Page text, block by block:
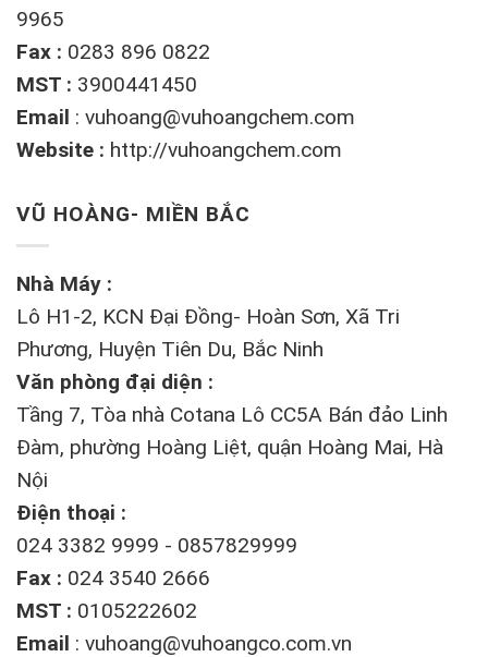
9965
Fax : 0283 896 0822
MST : 3900441450
Email : vuhoang@vuhoangchem.com
Website : http://vuhoangchem.com
VŨ HOÀNG- MIỀN BẮC
Nhà Máy :
Lô H1-2, KCN Đại Đồng- Hoàn Sơn, Xã Tri
Phương, Huyện Tiên Du, Bắc Ninh
Văn phòng đại diện :
Tầng 7, Tòa nhà Cotana Lô CC5A Bán đảo Linh
Đàm, phường Hoàng Liệt, quận Hoàng Mai, Hà
Nội
Điện thoại :
024 3382 9999 - 0857829999
Fax : 024 3540 2666
MST : 0105222602
Email : vuhoang@vuhoangco.com.vn